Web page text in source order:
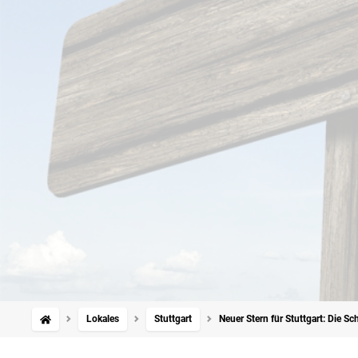
Lokales Stuttgart Neuer Stern für Stuttgart: Die